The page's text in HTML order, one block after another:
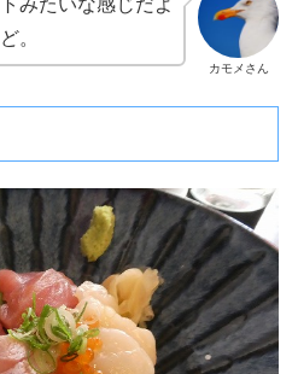
カモメさん
みたいな感じだよ
。